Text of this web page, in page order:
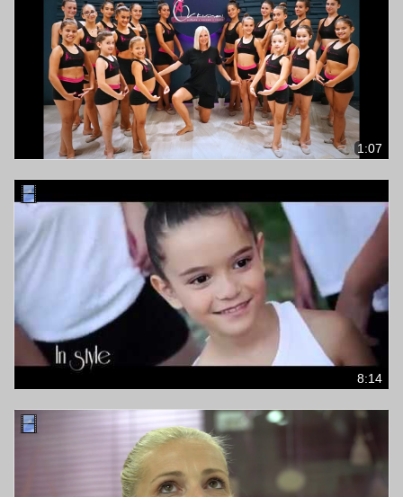
1:07
8:14